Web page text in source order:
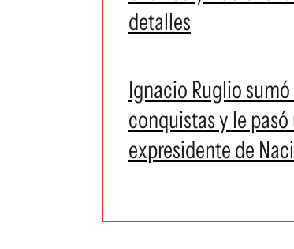
detalles
Ignacio Ruglio
conquistas y le
expresidente de